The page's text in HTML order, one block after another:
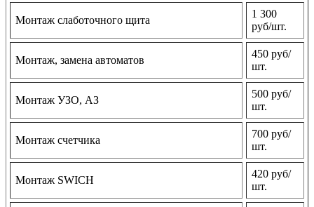
Монтаж слаботочного щита
1 300
руб/шт.
Монтаж, замена автоматов
450 руб/
шт.
Монтаж УЗО, АЗ
500 руб/
шт.
Монтаж счетчика
700 руб/
шт.
Монтаж SWICH
420 руб/
шт.